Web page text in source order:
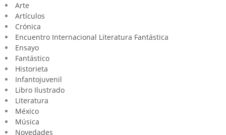
Arte
Artículos
Crónica
Encuentro Internacional Literatura Fantástica
Ensayo
Fantástico
Historieta
Infantojuvenil
Libro Ilustrado
Literatura
México
Música
Novedades